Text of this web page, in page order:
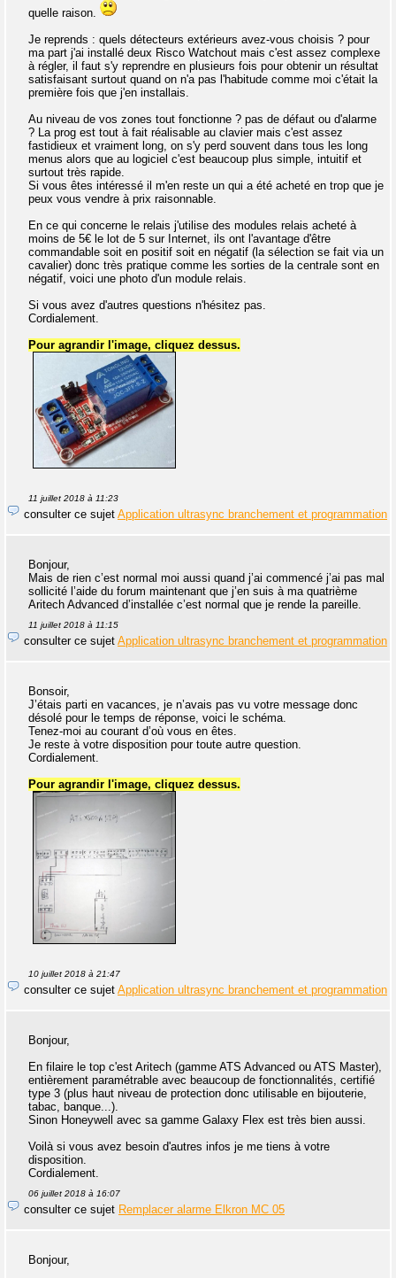
quelle raison.
Je reprends : quels détecteurs extérieurs avez-vous choisis ? pour
ma part j'ai installé deux Risco Watchout mais c'est assez complexe
à régler, il faut s'y reprendre en plusieurs fois pour obtenir un résultat
satisfaisant surtout quand on n'a pas l'habitude comme moi c'était la
première fois que j'en installais.
Au niveau de vos zones tout fonctionne ? pas de défaut ou d'alarme
? La prog est tout à fait réalisable au clavier mais c'est assez
fastidieux et vraiment long, on s'y perd souvent dans tous les long
menus alors que au logiciel c'est beaucoup plus simple, intuitif et
surtout très rapide.
Si vous êtes intéressé il m'en reste un qui a été acheté en trop que je
peux vous vendre à prix raisonnable.
En ce qui concerne le relais j'utilise des modules relais acheté à
moins de 5€ le lot de 5 sur Internet, ils ont l'avantage d'être
commandable soit en positif soit en négatif (la sélection se fait via un
cavalier) donc très pratique comme les sorties de la centrale sont en
négatif, voici une photo d'un module relais.
Si vous avez d'autres questions n'hésitez pas.
Cordialement.
Pour agrandir l'image, cliquez dessus.
11 juillet 2018 à 11:23
consulter ce sujet Application ultrasync branchement et programmation
Bonjour,
Mais de rien c’est normal moi aussi quand j’ai commencé j’ai pas mal
sollicité l’aide du forum maintenant que j’en suis à ma quatrième
Aritech Advanced d’installée c’est normal que je rende la pareille.
11 juillet 2018 à 11:15
consulter ce sujet Application ultrasync branchement et programmation
Bonsoir,
J’étais parti en vacances, je n’avais pas vu votre message donc
désolé pour le temps de réponse, voici le schéma.
Tenez-moi au courant d’où vous en êtes.
Je reste à votre disposition pour toute autre question.
Cordialement.
Pour agrandir l'image, cliquez dessus.
10 juillet 2018 à 21:47
consulter ce sujet Application ultrasync branchement et programmation
Bonjour,
En filaire le top c'est Aritech (gamme ATS Advanced ou ATS Master),
entièrement paramétrable avec beaucoup de fonctionnalités, certifié
type 3 (plus haut niveau de protection donc utilisable en bijouterie,
tabac, banque...).
Sinon Honeywell avec sa gamme Galaxy Flex est très bien aussi.
Voilà si vous avez besoin d'autres infos je me tiens à votre
disposition.
Cordialement.
06 juillet 2018 à 16:07
consulter ce sujet Remplacer alarme Elkron MC 05
Bonjour,